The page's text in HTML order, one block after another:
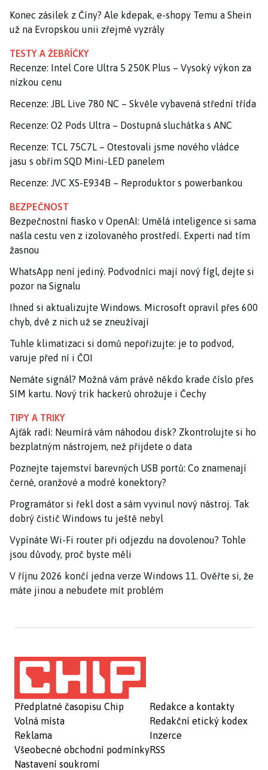
Konec zásilek z Číny? Ale kdepak, e-shopy Temu a Shein
už na Evropskou unii zřejmě vyzrály
TESTY A ŽEBŘÍČKY
Recenze: Intel Core Ultra 5 250K Plus – Vysoký výkon za
nízkou cenu
Recenze: JBL Live 780 NC – Skvěle vybavená střední třída
Recenze: O2 Pods Ultra – Dostupná sluchátka s ANC
Recenze: TCL 75C7L – Otestovali jsme nového vládce
jasu s obřím SQD Mini-LED panelem
Recenze: JVC XS-E934B – Reproduktor s powerbankou
BEZPEČNOST
Bezpečnostní fiasko v OpenAI: Umělá inteligence si sama
našla cestu ven z izolovaného prostředí. Experti nad tím
žasnou
WhatsApp není jediný. Podvodníci mají nový fígl, dejte si
pozor na Signalu
Ihned si aktualizujte Windows. Microsoft opravil přes 600
chyb, dvě z nich už se zneužívají
Tuhle klimatizaci si domů nepořizujte: je to podvod,
varuje před ní i ČOI
Nemáte signál? Možná vám právě někdo krade číslo přes
SIM kartu. Nový trik hackerů ohrožuje i Čechy
TIPY A TRIKY
Ajťák radí: Neumírá vám náhodou disk? Zkontrolujte si ho
bezplatným nástrojem, než přijdete o data
Poznejte tajemství barevných USB portů: Co znamenají
černé, oranžové a modré konektory?
Programátor si řekl dost a sám vyvinul nový nástroj. Tak
dobrý čistič Windows tu ještě nebyl
Vypínáte Wi-Fi router při odjezdu na dovolenou? Tohle
jsou důvody, proč byste měli
V říjnu 2026 končí jedna verze Windows 11. Ověřte si, že
máte jinou a nebudete mít problém
Předplatné časopisu Chip
Volná místa
Reklama
Všeobecné obchodní podmínky
Nastavení soukromí
Redakce a kontakty
Redakční etický kodex
Inzerce
RSS